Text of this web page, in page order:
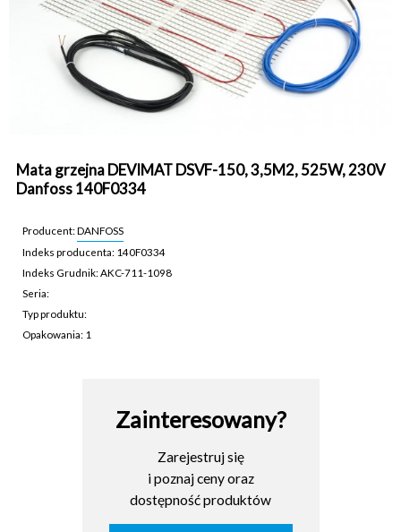
Mata grzejna DEVIMAT DSVF-150, 3,5M2, 525W, 230V
Danfoss 140F0334
Producent:DANFOSS
Indeks producenta: 140F0334
Indeks Grudnik: AKC-711-1098
Seria:
Typ produktu:
Opakowania: 1
Zainteresowany?
Zarejestruj się
i poznaj ceny oraz
dostępność produktów